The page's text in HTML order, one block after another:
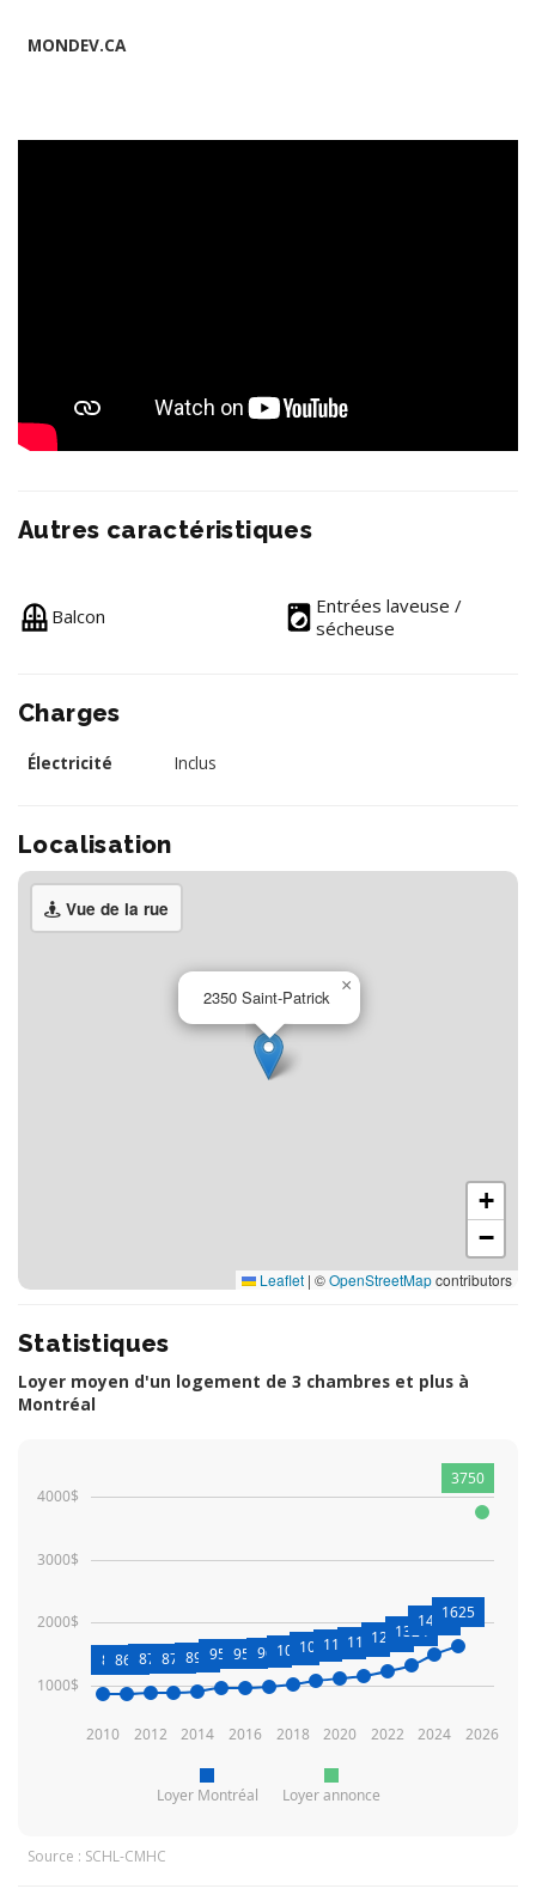
MONDEV.CA
Autres caractéristiques
Balcon
Entrées laveuse /
sécheuse
Charges
Électricité Inclus
Localisation
Vue de la rue
2350 Saint-Patrick
×
+
−
Leaflet | ©OpenStreetMapcontributors
Statistiques
Loyer moyen d'un logement de 3 chambres et plus à
Montréal
Loyer Montréal Loyer annonce
2010 2012 2014 2016 2018 2020 2022 2024 2026
1000$
2000$
3000$
4000$
863868876879898953958966100910721113114612321324
14891625
3750
Source : SCHL-CMHC